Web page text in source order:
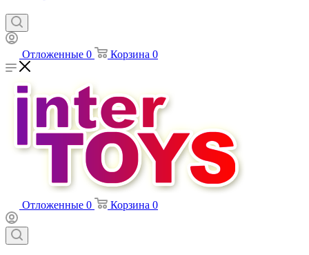
Отложенные 0 Корзина 0
Отложенные 0 Корзина 0